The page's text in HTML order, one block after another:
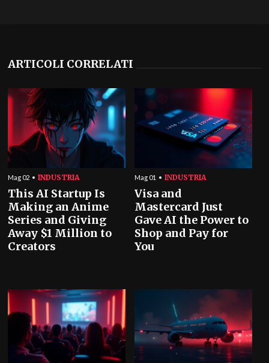
ARTICOLI CORRELATI
Mag 02 INDUSTRIA
This AI Startup Is
Making an Anime
Series and Giving
Away $1 Million to
Creators
Mag 01 INDUSTRIA
Visa and
Mastercard Just
Gave AI the Power to
Shop and Pay for
You